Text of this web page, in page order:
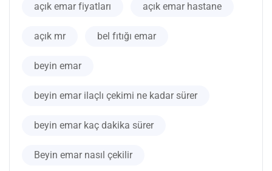
açık emar fiyatları açık emar hastane
açık mr bel fıtığı emar
beyin emar
beyin emar ilaçlı çekimi ne kadar sürer
beyin emar kaç dakika sürer
Beyin emar nasıl çekilir